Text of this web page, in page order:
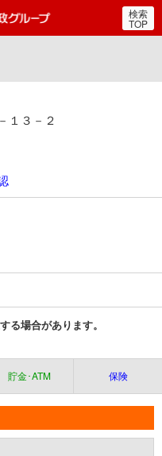
郵便局・日本郵政グルー
検索
TOP
１３－２
る場合があります。
貯金･ATM 保険